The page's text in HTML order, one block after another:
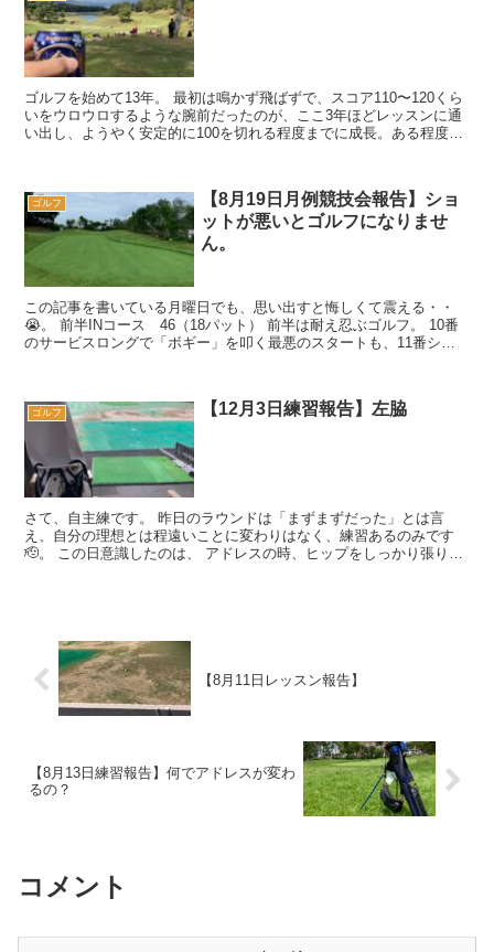
ゴルフを始めて13年。 最初は鳴かず飛ばずで、スコア110〜120くら
いをウロウロするような腕前だったのが、ここ3年ほどレッスンに通
い出し、ようやく安定的に100を切れる程度までに成長。ある程度
ゴルフ
【8月19日月例競技会報告】ショ
ットが悪いとゴルフになりませ
ん。
この記事を書いている月曜日でも、思い出すと悔しくて震える・・
😭。 前半INコース 46（18パット） 前半は耐え忍ぶゴルフ。 10番
のサービスロングで「ボギー」を叩く最悪のスタートも、11番ショ
ゴルフ 【12月3日練習報告】左脇
さて、自主練です。 昨日のラウンドは「まずまずだった」とは言
え、自分の理想とは程遠いことに変わりはなく、練習あるのみです
🫡。 この日意識したのは、 アドレスの時、ヒップをしっかり張り出
【8月11日レッスン報告】
【8月13日練習報告】何でアドレスが変わ
るの？
コメント